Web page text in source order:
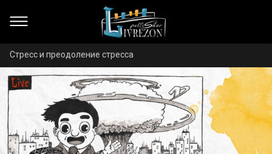
Стресс и преодоление стресса